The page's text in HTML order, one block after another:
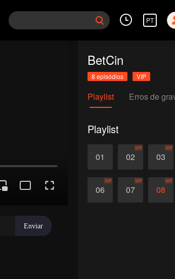
PT
Enviar
BetCin
8 episódios VIP
Playlist Erros de
Playlist
01 02
VIP
03
VIP
06
VIP
07
VIP
08
VIP